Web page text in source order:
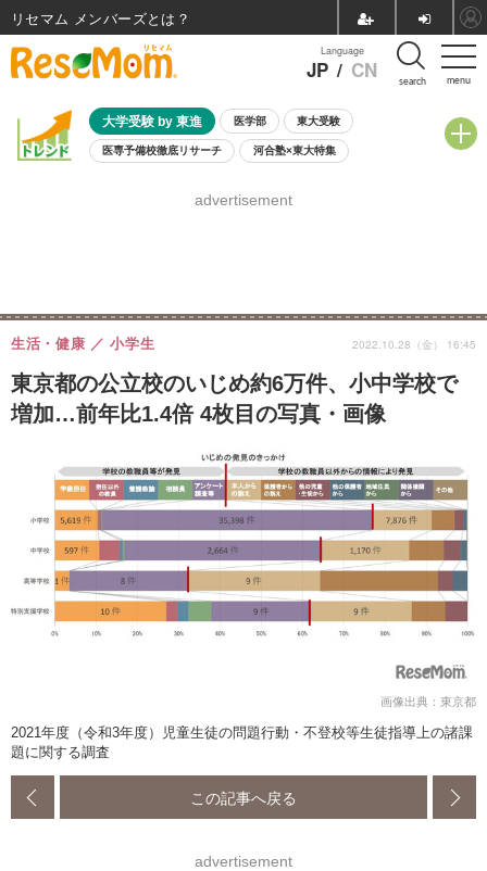
menu
Language
JP / CN search
大学受験 by 東進 医学部 東大受験
医専予備校徹底リサーチ 河合塾×東大特集
8月開催学校説明会・相談会
advertisement
東京都の公立校のいじめ約6万件、小中学校で
増加…前年比1.4倍 4枚目の写真・画像
生活・健康 小学生 2022.10.28（金） 16:45
画像出典：東京都
2021年度（令和3年度）児童生徒の問題行動・不登校等生徒指導上の諸課
題に関する調査
この記事へ戻る
advertisement
リセマム メンバーズ